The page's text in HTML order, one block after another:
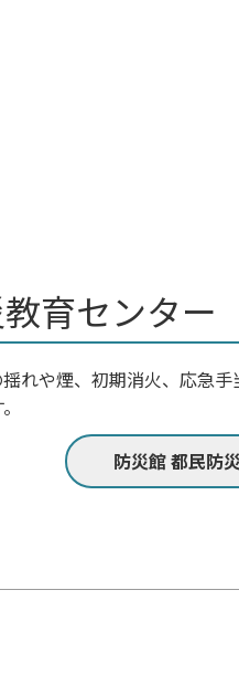
育センター
れや煙、初期消火、応急
防災館 都民防